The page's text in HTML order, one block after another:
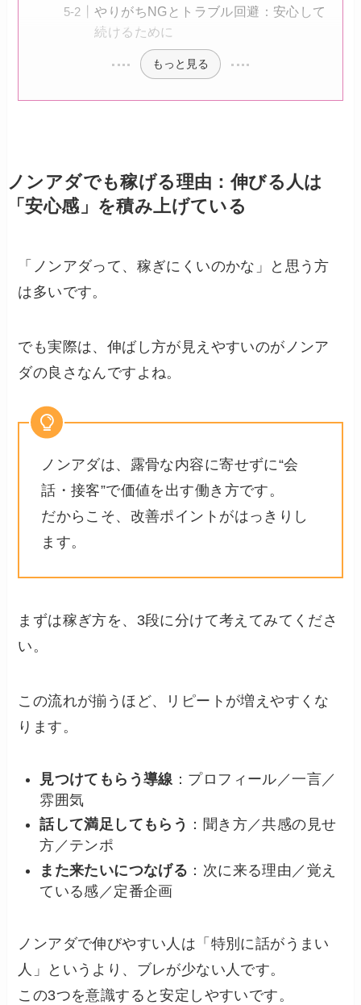
やりがちNGとトラブル回避：安心して
続けるために
もっと見る
ノンアダでも稼げる理由：伸びる人は
「安心感」を積み上げている
「ノンアダって、稼ぎにくいのかな」と思う方
は多いです。
でも実際は、伸ばし方が見えやすいのがノンア
ダの良さなんですよね。
ノンアダは、露骨な内容に寄せずに“会
話・接客”で価値を出す働き方です。
だからこそ、改善ポイントがはっきりし
ます。
まずは稼ぎ方を、3段に分けて考えてみてくださ
い。
この流れが揃うほど、リピートが増えやすくな
ります。
見つけてもらう導線 ：プロフィール／一言／
雰囲気
話して満足してもらう ：聞き方／共感の見せ
方／テンポ
また来たいにつなげる ：次に来る理由／覚え
ている感／定番企画
ノンアダで伸びやすい人は「特別に話がうまい
人」というより、ブレが少ない人です。
この3つを意識すると安定しやすいです。